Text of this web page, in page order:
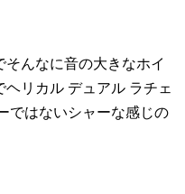
んなに音の大きなホイ
リカル デュアル ラチェ
ではないシャーな感じの